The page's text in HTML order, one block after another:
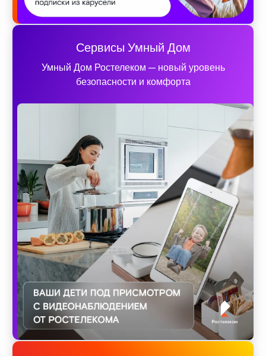
Сервисы Умный Дом
Умный Дом Ростелеком — новый уровень
безопасности и комфорта